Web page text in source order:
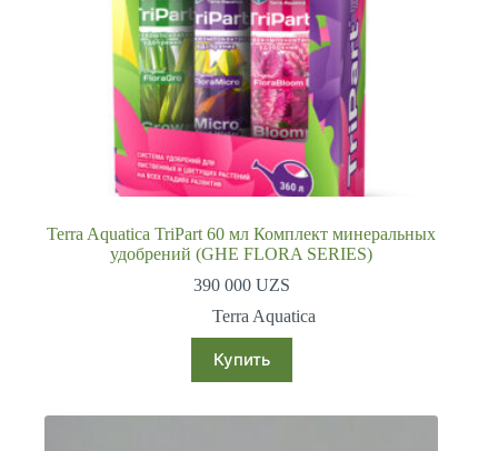
Terra Aquatica TriPart 60 мл Комплект минеральных
удобрений (GHE FLORA SERIES)
390 000 UZS
Terra Aquatica
Купить